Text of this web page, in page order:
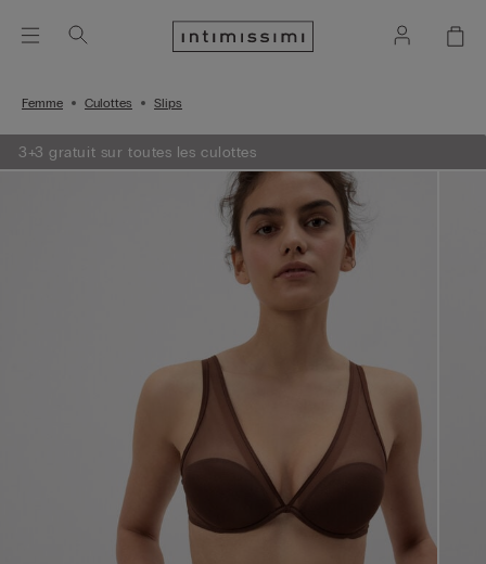
Femme Culottes Slips
3+3 gratuit sur toutes les culottes